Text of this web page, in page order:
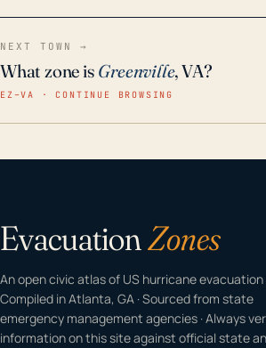
NEXT TOWN →
What zone is Greenville, VA?
EZ–VA · CONTINUE BROWSING
EvacuationZones
An open civic atlas of US hurricane evacuation
Compiled in Atlanta, GA · Sourced from state
emergency management agencies · Always
information on this site against official state